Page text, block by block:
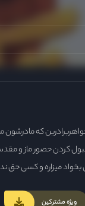
که مادرشون
کردن حصور ماز و
میزاره و کسی حق
ویژه مشترکین